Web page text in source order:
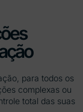
para todos os
complexas ou
total das suas